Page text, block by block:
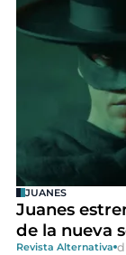
JUANES
Juanes
de la nueva
Revista Alternativa